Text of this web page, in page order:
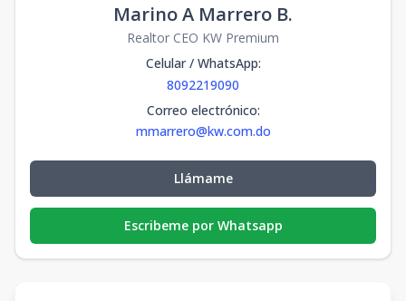
Marino A Marrero B.
Realtor CEO KW Premium
Celular / WhatsApp:
8092219090
Correo electrónico:
mmarrero@kw.com.do
Llámame
Escribeme por Whatsapp